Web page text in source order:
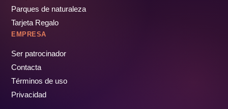
Parques de naturaleza
Tarjeta Regalo
EMPRESA
Ser patrocinador
Contacta
Términos de uso
Privacidad